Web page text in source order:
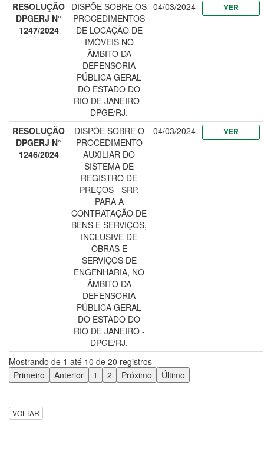
RESOLUÇÃO
DPGERJ N°
1247/2024
DISPÕE SOBRE OS
PROCEDIMENTOS
DE LOCAÇÃO DE
IMÓVEIS NO
ÂMBITO DA
DEFENSORIA
PÚBLICA GERAL
DO ESTADO DO
RIO DE JANEIRO -
DPGE/RJ.
04/03/2024 VER
RESOLUÇÃO
DPGERJ N°
1246/2024
DISPÕE SOBRE O
PROCEDIMENTO
AUXILIAR DO
SISTEMA DE
REGISTRO DE
PREÇOS - SRP,
PARA A
CONTRATAÇÃO DE
BENS E SERVIÇOS,
INCLUSIVE DE
OBRAS E
SERVIÇOS DE
ENGENHARIA, NO
ÂMBITO DA
DEFENSORIA
PÚBLICA GERAL
DO ESTADO DO
RIO DE JANEIRO -
DPGE/RJ.
04/03/2024 VER
Mostrando de 1 até 10 de 20 registros
Primeiro
Anterior 1 2 Próximo Último
VOLTAR